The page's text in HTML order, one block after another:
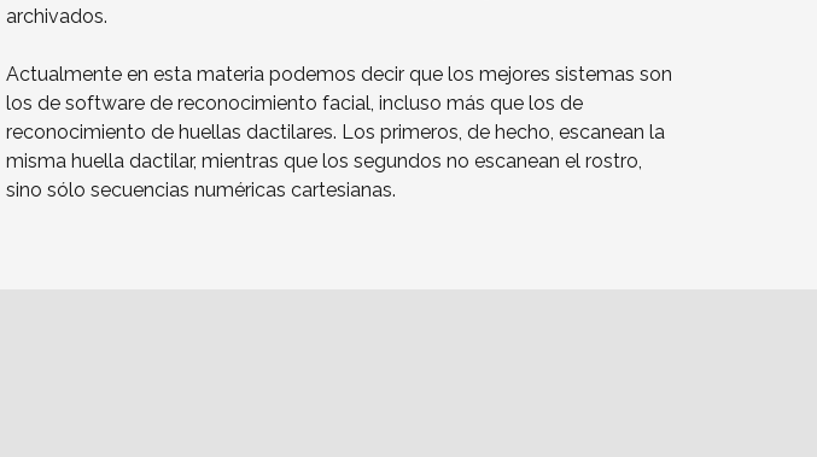
archivados.
Actualmente en esta materia podemos decir que los mejores sistemas son
los de software de reconocimiento facial, incluso más que los de
reconocimiento de huellas dactilares. Los primeros, de hecho, escanean la
misma huella dactilar, mientras que los segundos no escanean el rostro,
sino sólo secuencias numéricas cartesianas.